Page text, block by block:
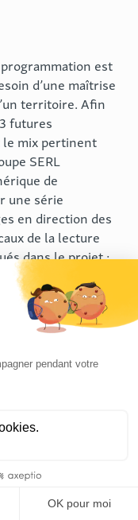
est
d’une maîtrise
territoire. Afin
futures
le mix pertinent
SERL
de
une série
en direction des
de la lecture
dans le projet :
centres de loisirs,
A cette fin, trois
seront
s’en suivront des
professionnel
des petites
besoins et ses
parole. Sous la
la réflexion
et